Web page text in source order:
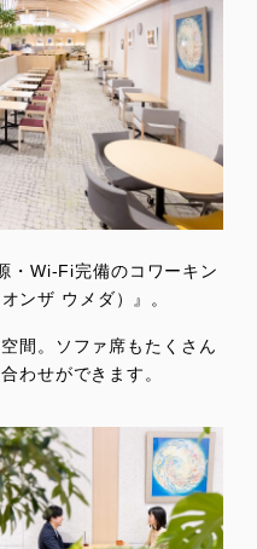
・Wi-Fi完備のコワーキン
ンザ ウメダ）』。
間。ソファ席もたくさん
わせができます。